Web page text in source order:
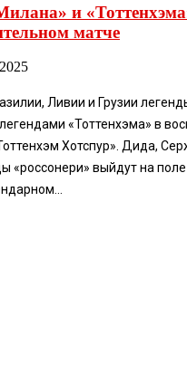
и
матче
Ливии и Грузии
«Тоттенхэма» в
Хотспур». Дида,
«россонери» выйдут на